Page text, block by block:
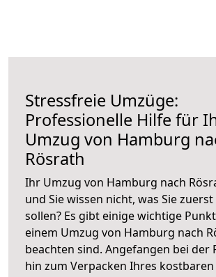
Stressfreie Umzüge:
Professionelle Hilfe für
Umzug von Hamburg
Rösrath
Ihr Umzug von Hamburg nach
und Sie wissen nicht, was Sie
sollen? Es gibt einige wichtige
einem Umzug von Hamburg nach
beachten sind. Angefangen bei der
hin zum Verpacken Ihres kostbaren